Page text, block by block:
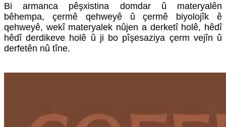
Bi armanca pêşxistina domdar û materyalên
bêhempa, çermê qehweyê û çermê biyolojîk ê
qehweyê, wekî materyalek nûjen a derketî holê, hêdî
hêdî derdikeve holê û ji bo pîşesaziya çerm vejîn û
derfetên nû tîne.